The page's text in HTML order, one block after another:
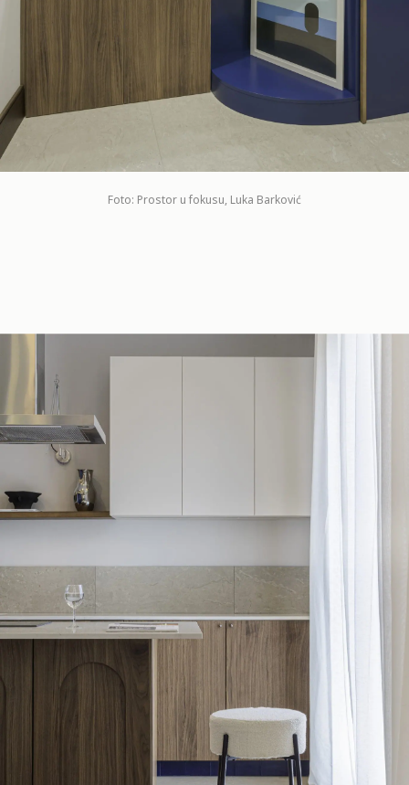
Foto: Prostor u fokusu, Luka Barković